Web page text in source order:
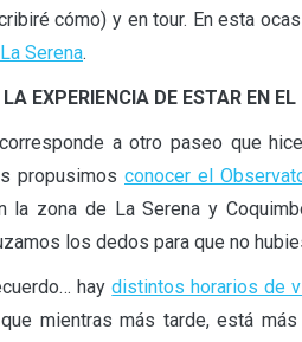
cómo) y en tour. En esta
Serena.
EXPERIENCIA DE ESTAR EN
a otro paseo que
propusimos conocer el
la zona de La Serena y
los dedos para que no
haydistintos horarios de
mientras más tarde, está